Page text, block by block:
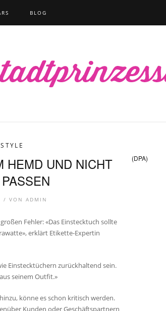
BLOG
HEMD UND NICHT
(DPA)
/VONADMIN
Fehler: «Das Einstecktuch sollte
erklärt Etikette-Expertin
Einstecktüchern zurückhaltend sein.
seinem Outfit.»
könne es schon kritisch werden.
Kunden oder Geschäftspartnern